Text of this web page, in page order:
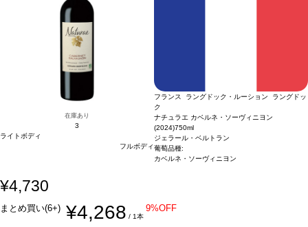
在庫あり
3
ライトボディ
フルボディ
フランス ラングドック・ルーション ラングドッ
ク
ナチュラエ カベルネ・ソーヴィニヨン
(2024)750ml
ジェラール・ベルトラン
葡萄品種:
カベルネ・ソーヴィニヨン
¥4,730
まとめ買い(6+) ¥4,268 / 1本
9%OFF